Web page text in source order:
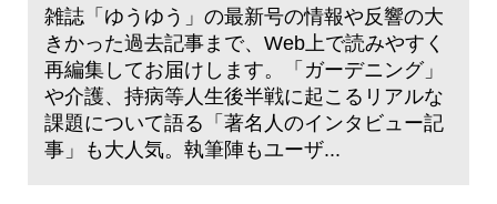
雑誌「ゆうゆう」の最新号の情報や反響の大
きかった過去記事まで、Web上で読みやすく
再編集してお届けします。「ガーデニング」
や介護、持病等人生後半戦に起こるリアルな
課題について語る「著名人のインタビュー記
事」も大人気。執筆陣もユーザ...